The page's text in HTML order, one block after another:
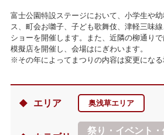
富士公園特設ステージにおいて、小学生や
ス、町会お囃子、子ども歌舞伎、津軽三味
ショーを開催します。また、近隣の柳通り
模擬店を開催し、会場はにぎわいます。
※その年によってまつりの内容は変更になる
エリア 奥浅草エリア
祭り・イベント・